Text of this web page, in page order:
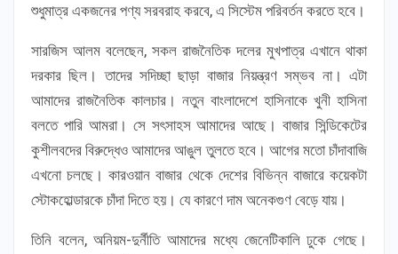
শুধুমাত্র একজনের পণ্য সরবরাহ করবে, এ সিস্টেম পরিবর্তন করতে হবে।
সারজিস আলম বলেছেন, সকল রাজনৈতিক দলের মুখপাত্র এখানে থাকা
দরকার ছিল। তাদের সদিচ্ছা ছাড়া বাজার নিয়ন্ত্রণ সম্ভব না। এটা
আমাদের রাজনৈতিক কালচার। নতুন বাংলাদেশে হাসিনাকে খুনী হাসিনা
বলতে পারি আমরা। সে সৎসাহস আমাদের আছে। বাজার সিন্ডিকেটের
কুশীলবদের বিরুদ্ধেও আমাদের আঙুল তুলতে হবে। আগের মতো চাঁদাবাজি
এখনো চলছে। কারওয়ান বাজার থেকে দেশের বিভিন্ন বাজারে কয়েকটা
স্টোকহোল্ডারকে চাঁদা দিতে হয়। যে কারণে দাম অনেকগুণ বেড়ে যায়।
তিনি বলেন, অনিয়ম-দুর্নীতি আমাদের মধ্যে জেনেটিকালি ঢুকে গেছে।